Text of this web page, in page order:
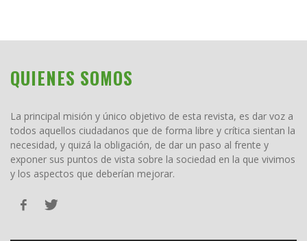
QUIENES SOMOS
La principal misión y único objetivo de esta revista, es dar voz a
todos aquellos ciudadanos que de forma libre y crítica sientan la
necesidad, y quizá la obligación, de dar un paso al frente y
exponer sus puntos de vista sobre la sociedad en la que vivimos
y los aspectos que deberían mejorar.